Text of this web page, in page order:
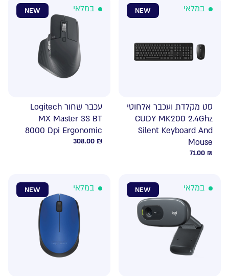
NEW במלאי
סט מקלדת ועכבר אלחוטי
CUDY MK200 2.4Ghz
Silent Keyboard And
Mouse
71.00 ₪
NEW במלאי
עכבר שחור Logitech
MX Master 3S BT
8000 Dpi Ergonomic
308.00 ₪
NEW במלאי NEW במלאי